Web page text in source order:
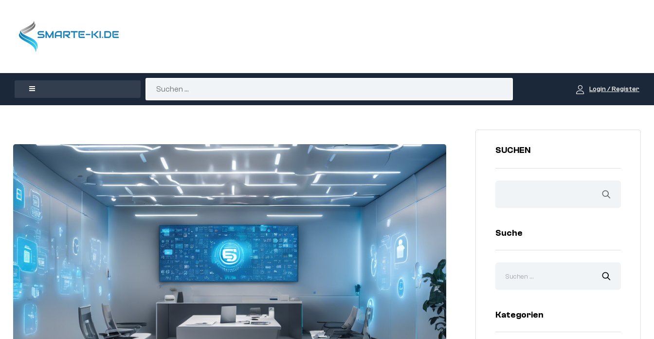
Login / Register
SUCHEN
Suche
Kategorien